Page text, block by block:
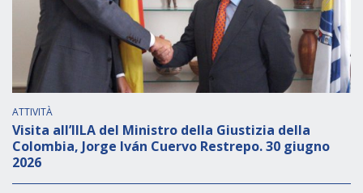
ATTIVITÀ
Visita all’IILA del Ministro della Giustizia della
Colombia, Jorge Iván Cuervo Restrepo. 30 giugno
2026